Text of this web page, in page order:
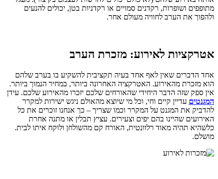
מתופפים ושופרות, רקדנים סמויים או רקדניות בטן, יכולים להנעים
ולהפוך את הערב לחוויה מעולם אחר.
אטרקציות לאירוע: מזכרת הערב
אחד הדברים שאין לאף אחד בעיה תקציבית להשקיע בו בערב שלהם
הוא מזכרת מהאירוע. האטרקציה האחרונה ביותר, במחיר הנמוך ביותר.
אין ספק שזה הדבר היחידי שהאורחים שלכם יזכרו מהאירוע שלכם. עידן
המגנטים עדיין קיים וחי, וכל מי שיוצא מהאולם ניגש ישירות למקרר
להדביק את המגנט על המקרר וכמו שצריך – כך אנחנו זוכרים את כל
האירועים שהיינו בהם יפים וצעירים. עציץ תבלין או מתנה אחרת
כלשהיא תהיה מאוד רלוונטית, האורח קם מהשולחן ולוקח איתו לבית.
מושלם.